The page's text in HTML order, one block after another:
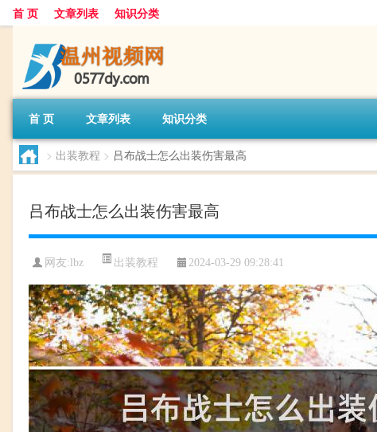
首 页 文章列表 知识分类
首 页 文章列表 知识分类
> 出装教程 > 吕布战士怎么出装伤害最高
吕布战士怎么出装伤害最高
网友: lbz 出装教程 2024-03-29 09:28:41